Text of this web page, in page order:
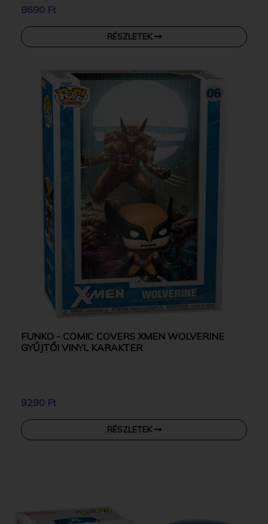
8690 Ft
RÉSZLETEK
FUNKO - COMIC COVERS XMEN WOLVERINE
GYŰJTŐI VINYL KARAKTER
9290 Ft
RÉSZLETEK